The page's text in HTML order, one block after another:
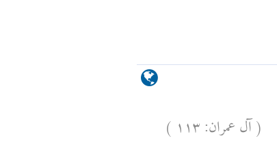
(آل عمران:١١٣ )